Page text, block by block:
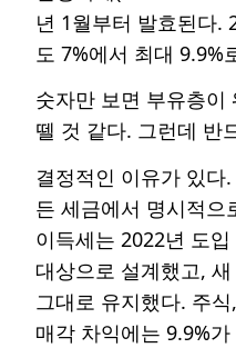
년 1월부터 발효된다.
도 7%에서 최대 9.9%
숫자만 보면 부유층이
뗄 것 같다. 그런데 반
결정적인 이유가 있다
든 세금에서 명시적으
이득세는 2022년 도
대상으로 설계했고,
그대로 유지했다. 주
매각 차익에는 9.9%